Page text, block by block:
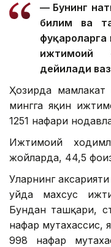
— Бунинг
билим ва
ижтимоий
дейилади
Ҳозирда
мингга яқин
1251 нафари
Ижтимоий
жойларда, 44,5
Уларнинг
уйда махсус
Бундан ташқари,
нафар мутахассис,
998 нафар